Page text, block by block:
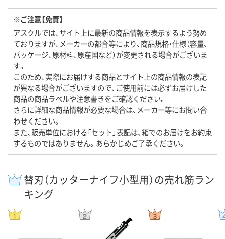
※ご注意【免責】
アスクルでは、サイト上に最新の商品情報を表示するよう努め
ておりますが、メーカーの都合等により、商品規格・仕様（容量、
パッケージ、原材料、原産国など）が変更される場合がございま
す。
このため、実際にお届けする商品とサイト上の商品情報の表記
が異なる場合がございますので、ご使用前には必ずお届けした
商品の商品ラベルや注意書きをご確認ください。
さらに詳細な商品情報が必要な場合は、メーカー等にお問い合
わせください。
また、販売単位における「セット」表記は、箱でのお届けをお約束
するものではありません。あらかじめご了承ください。
替刃（カッターナイフ小型用）の売れ筋ラン
キング